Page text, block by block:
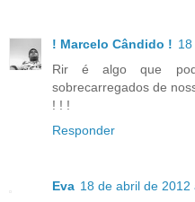
! Marcelo Cândido !
Rir é algo que
sobrecarregados de
! ! !
Responder
Eva 18 de abril de 2012